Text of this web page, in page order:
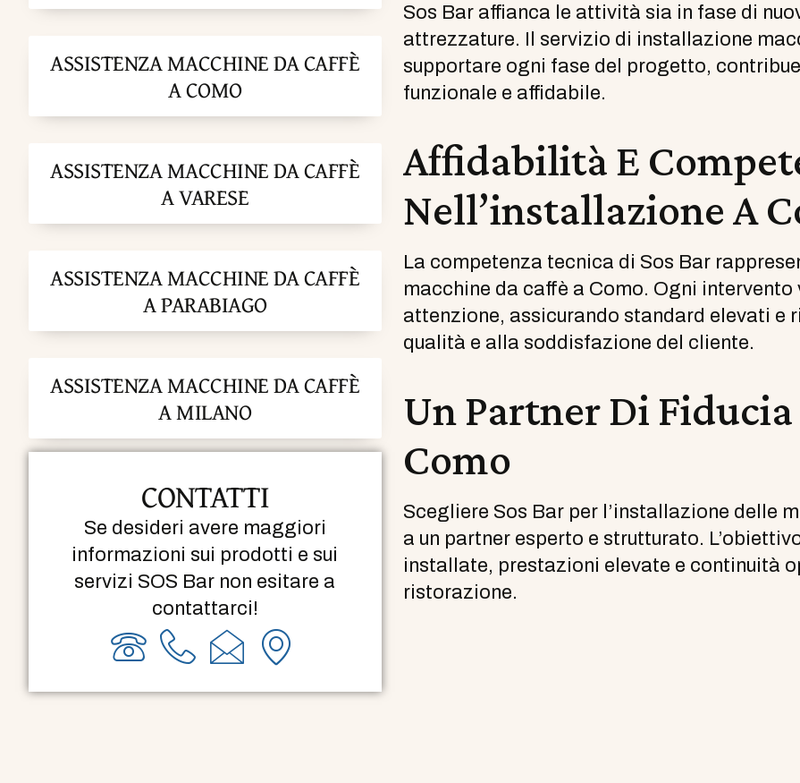
ASSISTENZA MACCHINE DA CAFFÈ
A COMO
ASSISTENZA MACCHINE DA CAFFÈ
A VARESE
ASSISTENZA MACCHINE DA CAFFÈ
A PARABIAGO
ASSISTENZA MACCHINE DA CAFFÈ
A MILANO
CONTATTI
Se desideri avere maggiori
informazioni sui prodotti e sui
servizi SOS Bar non esitare a
contattarci!
Sos Bar affianca le attività sia in fase di
attrezzature. Il servizio di installazione
supportare ogni fase del progetto,
funzionale e affidabile.
Affidabilità E
Nell’installazione A
La competenza tecnica di Sos Bar
macchine da caffè a Como. Ogni
attenzione, assicurando standard elevati e
qualità e alla soddisfazione del cliente.
Un Partner Di
Como
Scegliere Sos Bar per l’installazione delle
a un partner esperto e strutturato.
installate, prestazioni elevate e continuità
ristorazione.